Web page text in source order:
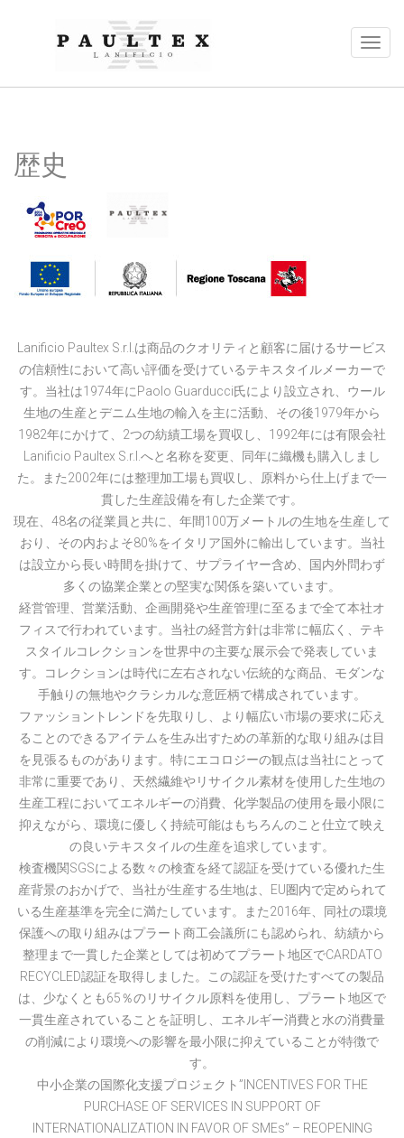
歴史
Lanificio Paultex S.r.l.は商品のクオリティと顧客に届けるサービス
の信頼性において高い評価を受けているテキスタイルメーカーで
す。当社は1974年にPaolo Guarducci氏により設立され、ウール
生地の生産とデニム生地の輸入を主に活動、その後1979年から
1982年にかけて、2つの紡績工場を買収し、1992年には有限会社
Lanificio Paultex S.r.l.へと名称を変更、同年に織機も購入しまし
た。また2002年には整理加工場も買収し、原料から仕上げまで一
貫した生産設備を有した企業です。
現在、48名の従業員と共に、年間100万メートルの生地を生産して
おり、その内およそ80%をイタリア国外に輸出しています。当社
は設立から長い時間を掛けて、サプライヤー含め、国内外問わず
多くの協業企業との堅実な関係を築いています。
経営管理、営業活動、企画開発や生産管理に至るまで全て本社オ
フィスで行われています。当社の経営方針は非常に幅広く、テキ
スタイルコレクションを世界中の主要な展示会で発表していま
す。コレクションは時代に左右されない伝統的な商品、モダンな
手触りの無地やクラシカルな意匠柄で構成されています。
ファッショントレンドを先取りし、より幅広い市場の要求に応え
ることのできるアイテムを生み出すための革新的な取り組みは目
を見張るものがあります。特にエコロジーの観点は当社にとって
非常に重要であり、天然繊維やリサイクル素材を使用した生地の
生産工程においてエネルギーの消費、化学製品の使用を最小限に
抑えながら、環境に優しく持続可能はもちろんのこと仕立て映え
の良いテキスタイルの生産を追求しています。
検査機関SGSによる数々の検査を経て認証を受けている優れた生
産背景のおかげで、当社が生産する生地は、EU圏内で定められて
いる生産基準を完全に満たしています。また2016年、同社の環境
保護への取り組みはプラート商工会議所にも認められ、紡績から
整理まで一貫した企業としては初めてプラート地区でCARDATO
RECYCLED認証を取得しました。この認証を受けたすべての製品
は、少なくとも65％のリサイクル原料を使用し、プラート地区で
一貫生産されていることを証明し、エネルギー消費と水の消費量
の削減により環境への影響を最小限に抑えていることが特徴で
す。
中小企業の国際化支援プロジェクト”INCENTIVES FOR THE
PURCHASE OF SERVICES IN SUPPORT OF
INTERNATIONALIZATION IN FAVOR OF SMEs” – REOPENING